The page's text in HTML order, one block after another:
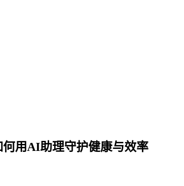
用AI助理守护健康与效率